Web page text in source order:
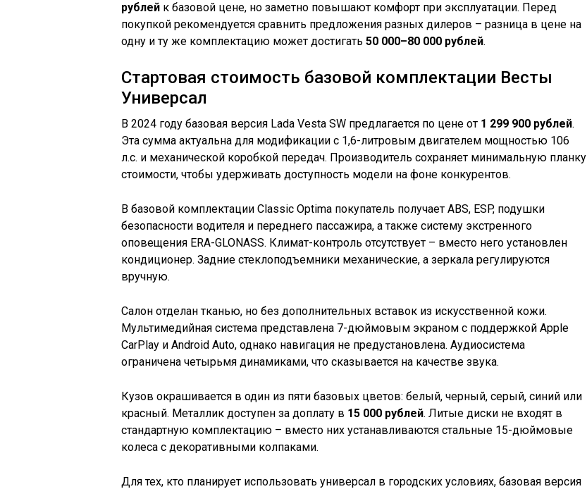
рублей к базовой цене, но заметно повышают комфорт при эксплуатации. Перед
покупкой рекомендуется сравнить предложения разных дилеров – разница в цене на
одну и ту же комплектацию может достигать 50 000–80 000 рублей.
Стартовая стоимость базовой комплектации Весты
Универсал
В 2024 году базовая версия Lada Vesta SW предлагается по цене от 1 299 900 рублей.
Эта сумма актуальна для модификации с 1,6-литровым двигателем мощностью 106
л.с. и механической коробкой передач. Производитель сохраняет минимальную планку
стоимости, чтобы удерживать доступность модели на фоне конкурентов.
В базовой комплектации Classic Optima покупатель получает ABS, ESP, подушки
безопасности водителя и переднего пассажира, а также систему экстренного
оповещения ERA-GLONASS. Климат-контроль отсутствует – вместо него установлен
кондиционер. Задние стеклоподъемники механические, а зеркала регулируются
вручную.
Салон отделан тканью, но без дополнительных вставок из искусственной кожи.
Мультимедийная система представлена 7-дюймовым экраном с поддержкой Apple
CarPlay и Android Auto, однако навигация не предустановлена. Аудиосистема
ограничена четырьмя динамиками, что сказывается на качестве звука.
Кузов окрашивается в один из пяти базовых цветов: белый, черный, серый, синий или
красный. Металлик доступен за доплату в 15 000 рублей. Литые диски не входят в
стандартную комплектацию – вместо них устанавливаются стальные 15-дюймовые
колеса с декоративными колпаками.
Для тех, кто планирует использовать универсал в городских условиях, базовая версия